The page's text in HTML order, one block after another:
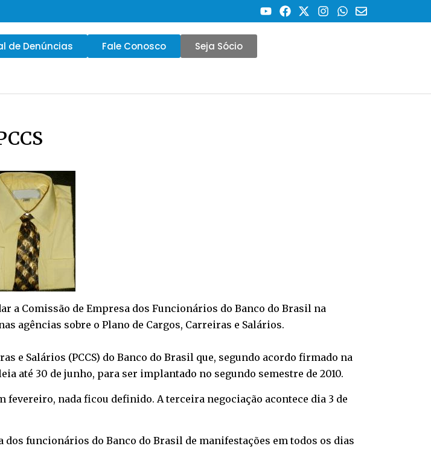
de Denúncias Fale Conosco Seja Sócio
a Comissão de Empresa dos Funcionários do Banco do Brasil na
agências sobre o Plano de Cargos, Carreiras e Salários.
e Salários (PCCS) do Banco do Brasil que, segundo acordo firmado na
até 30 de junho, para ser implantado no segundo semestre de 2010.
nada ficou definido. A terceira negociação acontece dia 3 de
funcionários do Banco do Brasil de manifestações em todos os dias